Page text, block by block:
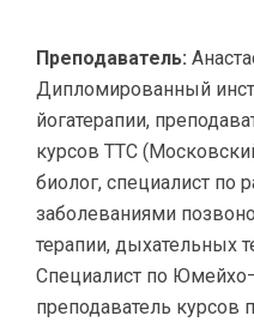
Преподаватель:
Дипломированный
йогатерапии,
курсов ТТС
биолог, специалист по
заболеваниями
терапии, дыхательных
Специалист по
преподаватель курсов